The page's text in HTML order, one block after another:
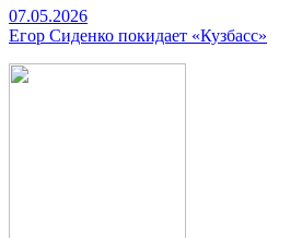
07.05.2026
Егор Сиденко покидает «Кузбасс»